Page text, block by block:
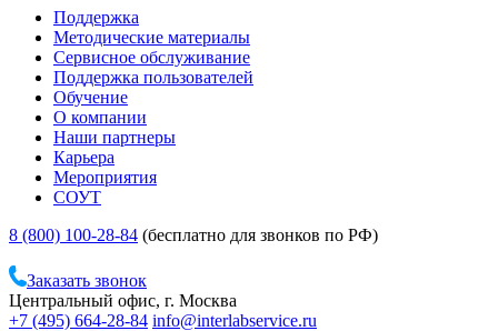
Поддержка
Методические материалы
Сервисное обслуживание
Поддержка пользователей
Обучение
О компании
Наши партнеры
Карьера
Мероприятия
СОУТ
8 (800) 100-28-84 (бесплатно для звонков по РФ)
Заказать звонок
Центральный офис, г. Москва
+7 (495) 664-28-84 info@interlabservice.ru